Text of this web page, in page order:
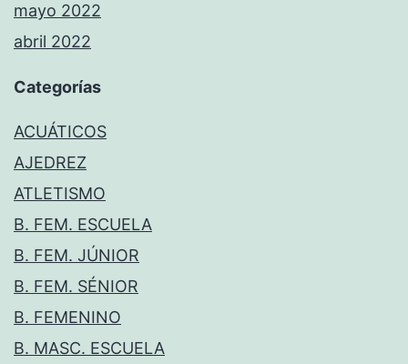
mayo 2022
abril 2022
Categorías
ACUÁTICOS
AJEDREZ
ATLETISMO
B. FEM. ESCUELA
B. FEM. JÚNIOR
B. FEM. SÉNIOR
B. FEMENINO
B. MASC. ESCUELA